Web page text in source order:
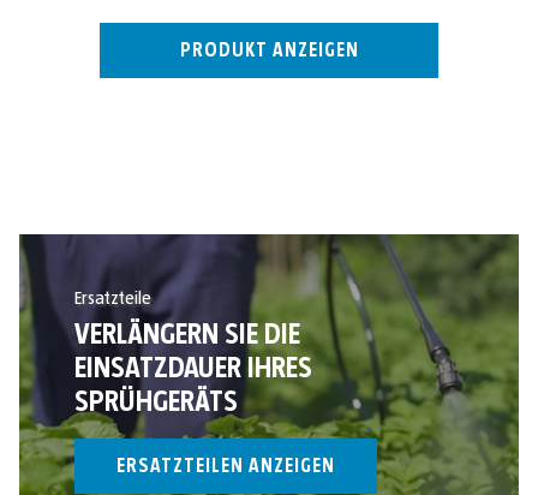
PRODUKT ANZEIGEN
Ersatzteile
VERLÄNGERN SIE DIE
EINSATZDAUER IHRES
SPRÜHGERÄTS
ERSATZTEILEN ANZEIGEN